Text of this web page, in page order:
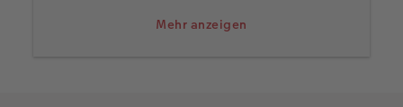
Mehr anzeigen
Porträtaufnahmen vor unpassendem